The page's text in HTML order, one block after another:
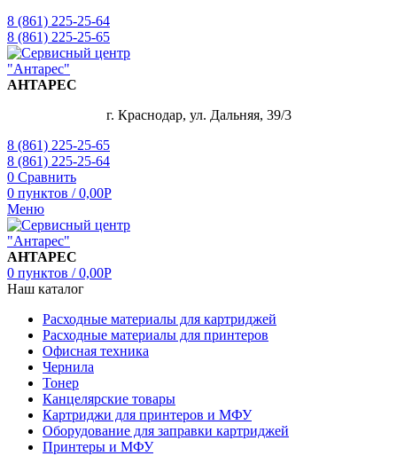
8 (861) 225-25-64
8 (861) 225-25-65
АНТАРЕС
г. Краснодар, ул. Дальняя, 39/3
8 (861) 225-25-65
8 (861) 225-25-64
0 Сравнить
0 пунктов / 0,00Р
Меню
АНТАРЕС
0 пунктов / 0,00Р
Наш каталог
Расходные материалы для картриджей
Расходные материалы для принтеров
Офисная техника
Чернила
Тонер
Канцелярские товары
Картриджи для принтеров и МФУ
Оборудование для заправки картриджей
Принтеры и МФУ